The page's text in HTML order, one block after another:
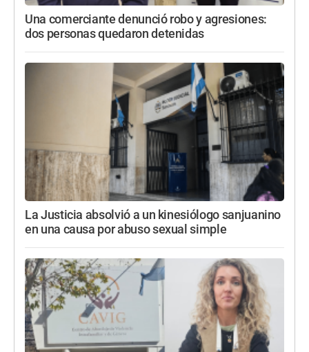
Una comerciante denunció robo y agresiones:
dos personas quedaron detenidas
La Justicia absolvió a un kinesiólogo sanjuanino
en una causa por abuso sexual simple